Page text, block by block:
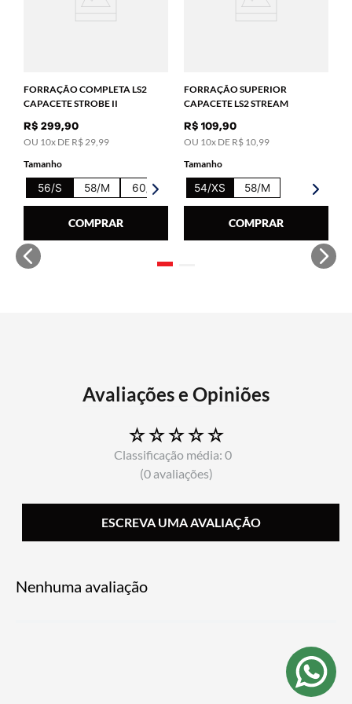
FORRAÇÃO COMPLETA LS2
CAPACETE STROBE II
R$ 299,90
OU 10x DE R$29,99
Tamanho
56/S 58/M 60/L 62/XL
COMPRAR
FORRAÇÃO SUPERIOR
CAPACETE LS2 STREAM
R$ 109,90
OU 10x DE R$ 10,99
Tamanho
54/XS 58/M
COMPRAR
☆☆☆☆☆
Classificação média: 0
(0 avaliações)
ESCREVA UMA AVALIAÇÃO
Nenhuma avaliação